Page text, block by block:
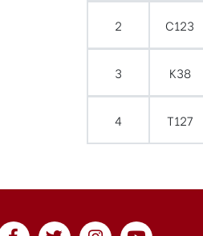
2 C123
3 K38
4 T127